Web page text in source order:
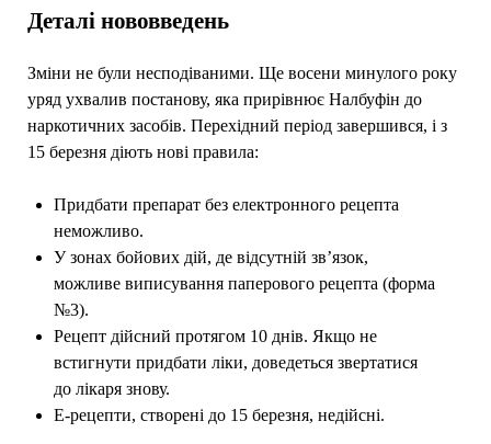
Деталі нововведень
Зміни не були несподіваними. Ще восени минулого року
уряд ухвалив постанову, яка прирівнює Налбуфін до
наркотичних засобів. Перехідний період завершився, і з
15 березня діють нові правила:
Придбати препарат без електронного рецепта
неможливо.
У зонах бойових дій, де відсутній зв’язок,
можливе виписування паперового рецепта (форма
№3).
Рецепт дійсний протягом 10 днів. Якщо не
встигнути придбати ліки, доведеться звертатися
до лікаря знову.
Е-рецепти, створені до 15 березня, недійсні.